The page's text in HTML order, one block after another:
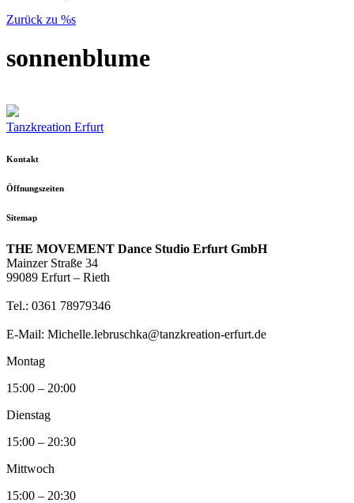
Zurück zu %s
sonnenblume
Tanzkreation Erfurt
Kontakt
Öffnungszeiten
Sitemap
THE MOVEMENT Dance Studio Erfurt GmbH
Mainzer Straße 34
99089 Erfurt – Rieth
Tel.: 0361 78979346
E-Mail: Michelle.lebruschka@tanzkreation-erfurt.de
Montag
15:00 – 20:00
Dienstag
15:00 – 20:30
Mittwoch
15:00 – 20:30